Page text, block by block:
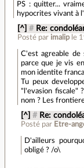
PS : quitter...
hypocrites vivant à
[^] # Re:
Posté par imalip le
C'est agreable
parce que je vis
mon identite
Tu peux
"l'evasion fiscale"
nom ? Les
[^] # Re:
Posté par Etre-
D'ailleurs
obligé ? /o\